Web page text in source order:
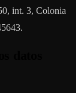
int. 3, Colonia